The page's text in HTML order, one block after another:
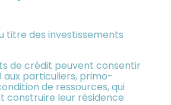
titre des investissements
de crédit peuvent consentir
aux particuliers, primo-
de ressources, qui
construire leur résidence